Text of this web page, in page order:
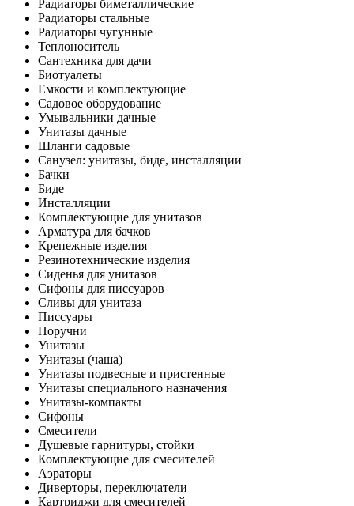
Радиаторы биметаллические
Радиаторы стальные
Радиаторы чугунные
Теплоноситель
Сантехника для дачи
Биотуалеты
Емкости и комплектующие
Садовое оборудование
Умывальники дачные
Унитазы дачные
Шланги садовые
Санузел: унитазы, биде, инсталляции
Бачки
Биде
Инсталляции
Комплектующие для унитазов
Арматура для бачков
Крепежные изделия
Резинотехнические изделия
Сиденья для унитазов
Сифоны для писсуаров
Сливы для унитаза
Писсуары
Поручни
Унитазы
Унитазы (чаша)
Унитазы подвесные и пристенные
Унитазы специального назначения
Унитазы-компакты
Сифоны
Смесители
Душевые гарнитуры, стойки
Комплектующие для смесителей
Аэраторы
Диверторы, переключатели
Картриджи для смесителей